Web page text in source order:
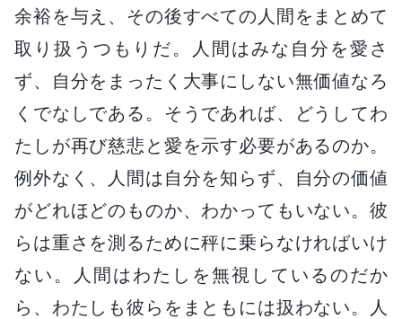
余裕を与え、その後すべての人間をまとめて
取り扱うつもりだ。人間はみな自分を愛さ
ず、自分をまったく大事にしない無価値なろ
くでなしである。そうであれば、どうしてわ
たしが再び慈悲と愛を示す必要があるのか。
例外なく、人間は自分を知らず、自分の価値
がどれほどのものか、わかってもいない。彼
らは重さを測るために秤に乗らなければいけ
ない。人間はわたしを無視しているのだか
ら、わたしも彼らをまともには扱わない。人